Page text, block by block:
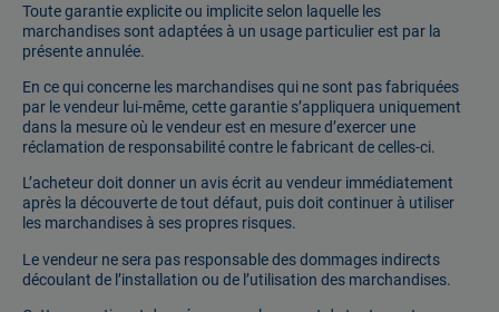
Toute garantie explicite ou implicite selon laquelle les
marchandises sont adaptées à un usage particulier est par la
présente annulée.
En ce qui concerne les marchandises qui ne sont pas fabriquées
par le vendeur lui-même, cette garantie s’appliquera uniquement
dans la mesure où le vendeur est en mesure d’exercer une
réclamation de responsabilité contre le fabricant de celles-ci.
L’acheteur doit donner un avis écrit au vendeur immédiatement
après la découverte de tout défaut, puis doit continuer à utiliser
les marchandises à ses propres risques.
Le vendeur ne sera pas responsable des dommages indirects
découlant de l’installation ou de l’utilisation des marchandises.